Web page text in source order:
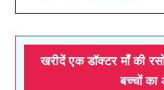
खरीदें एक डॉक्टर माँ की
बच्चों का